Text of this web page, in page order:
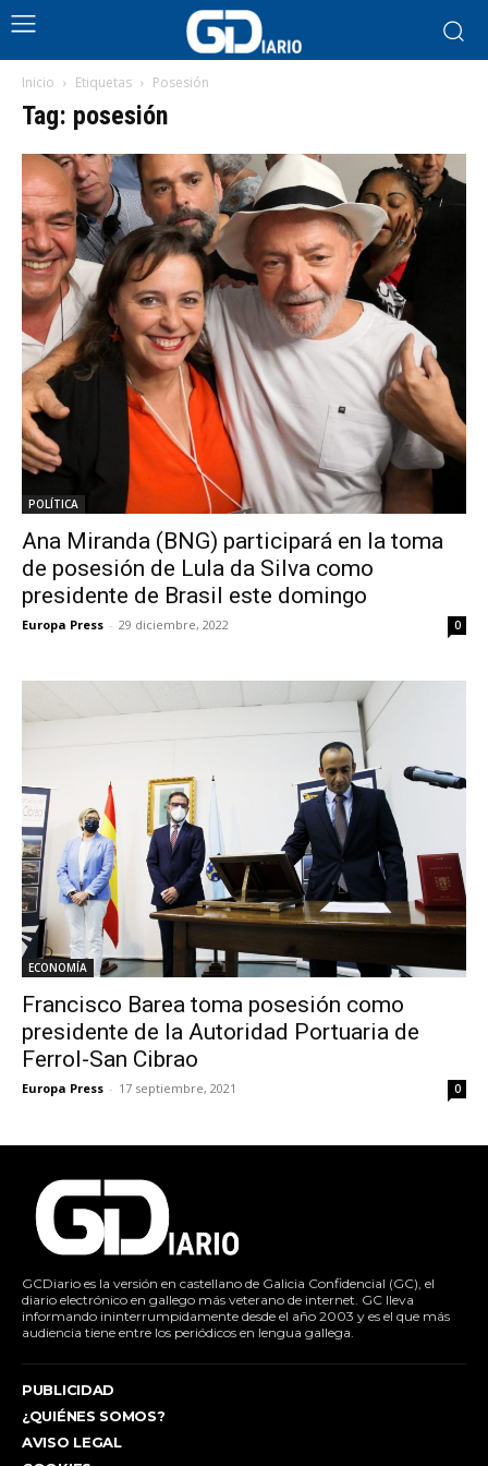
Inicio Etiquetas Posesión
Tag: posesión
POLÍTICA
Ana Miranda (BNG) participará en la toma
de posesión de Lula da Silva como
presidente de Brasil este domingo
Europa Press - 29 diciembre, 2022 0
ECONOMÍA
Francisco Barea toma posesión como
presidente de la Autoridad Portuaria de
Ferrol-San Cibrao
Europa Press - 17 septiembre, 2021 0
GCDiario es la versión en castellano de Galicia Confidencial (GC), el
diario electrónico en gallego más veterano de internet. GC lleva
informando ininterrumpidamente desde el año 2003 y es el que más
audiencia tiene entre los periódicos en lengua gallega.
PUBLICIDAD
¿QUIÉNES SOMOS?
AVISO LEGAL